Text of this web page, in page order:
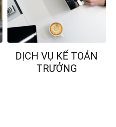
DỊCH VỤ KẾ TOÁN
TRƯỞNG